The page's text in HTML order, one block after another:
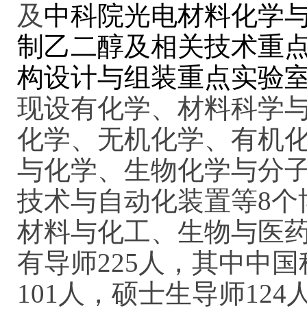
及 中科院光电材料化学
制乙二醇及相关技术重
构设计与组装重点实验
现设有化学、材料科学
化学、无机化学、有机
与化学、生物化学与分
技术与自动化装置等8
材料与化工、生物与医
有导师225人，其中中
101人，硕士生导师124